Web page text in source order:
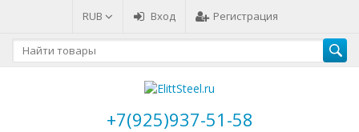
RUB Вход Регистрация
+7(925)937-51-58